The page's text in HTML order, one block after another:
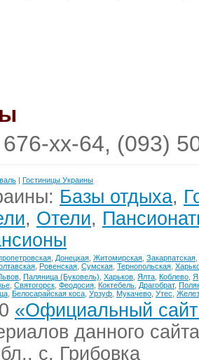
xx-64, (093)
| Гостиницы Украины
Базы отдыха,
, Отели,
Донецкая Житомирская Закарпатская
Ровенская Сумская Тернопольская
Паляница (Буковель) Харьков Ялта Коблево
Святогорск Феодосия Коктебель Драгобрат,
Белосарайская коса Урзуф Мукачево Утес
«Официальный сайт
данного
с. Грибовка